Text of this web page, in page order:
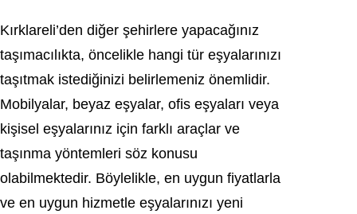
Kırklareli’den diğer şehirlere yapacağınız
taşımacılıkta, öncelikle hangi tür eşyalarınızı
taşıtmak istediğinizi belirlemeniz önemlidir.
Mobilyalar, beyaz eşyalar, ofis eşyaları veya
kişisel eşyalarınız için farklı araçlar ve
taşınma yöntemleri söz konusu
olabilmektedir. Böylelikle, en uygun fiyatlarla
ve en uygun hizmetle eşyalarınızı yeni